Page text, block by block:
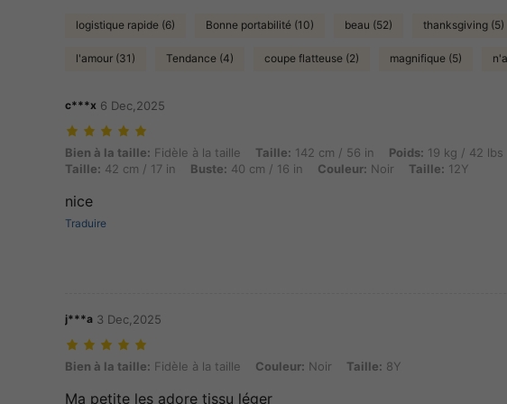
logistique rapide (6) Bonne portabilité (10) beau (52) thanksgiving (5)
l'amour (31) Tendance (4) coupe flatteuse (2) magnifique (5)
c***x 6 Dec,2025
Bien à la taille: Fidèle à la taille, Taille: 142 cm / 56 in, Poids: 19 kg / 42 lbs, Hanches:
Bien à la taille: Fidèle à la taille Taille: 142 cm / 56 in Poids: 19 kg / 42 lbs
Taille: 42 cm / 17 in Buste: 40 cm / 16 in Couleur: Noir Taille: 12Y
nice
Traduire
j***a 3 Dec,2025
Bien à la taille: Fidèle à la taille, Couleur: Noir, Taille: 8Y
Bien à la taille: Fidèle à la taille Couleur: Noir Taille: 8Y
Ma petite les adore tissu léger